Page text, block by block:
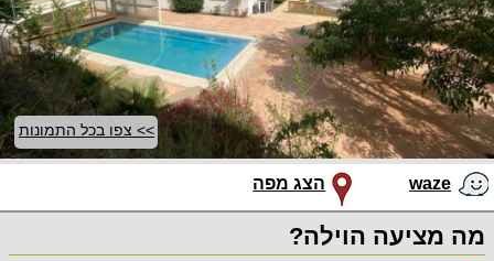
>> צפו בכל התמונות
waze הצג מפה
מה מציעה הוילה?